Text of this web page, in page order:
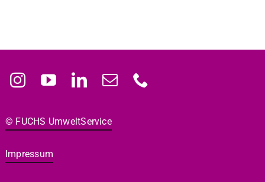
© FUCHS Umwelt­Ser­vice
Impres­sum